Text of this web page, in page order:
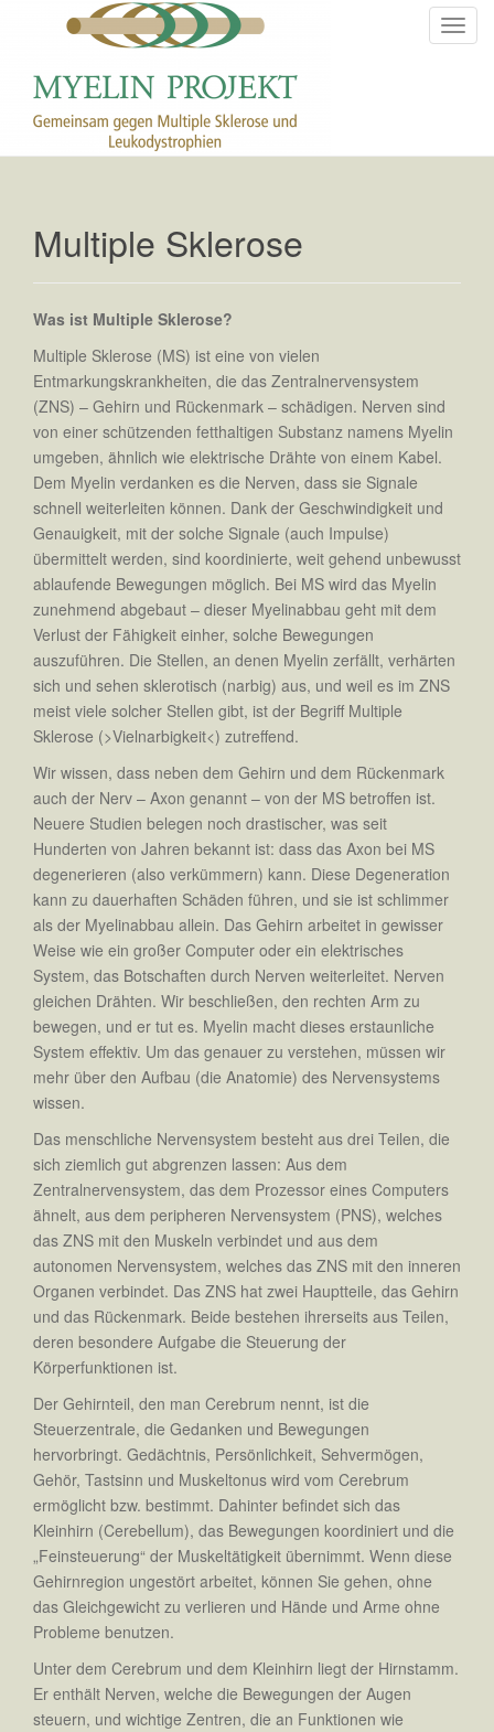
T
e
g
Multiple Sklerose
Was ist Multiple Sklerose?
Multiple Sklerose (MS) ist eine von vielen
Entmarkungskrankheiten, die das Zentralnervensystem
(ZNS) – Gehirn und Rückenmark – schädigen. Nerven sind
von einer schützenden fetthaltigen Substanz namens Myelin
umgeben, ähnlich wie elektrische Drähte von einem Kabel.
Dem Myelin verdanken es die Nerven, dass sie Signale
schnell weiterleiten können. Dank der Geschwindigkeit und
Genauigkeit, mit der solche Signale (auch Impulse)
übermittelt werden, sind koordinierte, weit gehend unbewusst
ablaufende Bewegungen möglich. Bei MS wird das Myelin
zunehmend abgebaut – dieser Myelinabbau geht mit dem
Verlust der Fähigkeit einher, solche Bewegungen
auszuführen. Die Stellen, an denen Myelin zerfällt, verhärten
sich und sehen sklerotisch (narbig) aus, und weil es im ZNS
meist viele solcher Stellen gibt, ist der Begriff Multiple
Sklerose (>Vielnarbigkeit<) zutreffend.
Wir wissen, dass neben dem Gehirn und dem Rückenmark
auch der Nerv – Axon genannt – von der MS betroffen ist.
Neuere Studien belegen noch drastischer, was seit
Hunderten von Jahren bekannt ist: dass das Axon bei MS
degenerieren (also verkümmern) kann. Diese Degeneration
kann zu dauerhaften Schäden führen, und sie ist schlimmer
als der Myelinabbau allein. Das Gehirn arbeitet in gewisser
Weise wie ein großer Computer oder ein elektrisches
System, das Botschaften durch Nerven weiterleitet. Nerven
gleichen Drähten. Wir beschließen, den rechten Arm zu
bewegen, und er tut es. Myelin macht dieses erstaunliche
System effektiv. Um das genauer zu verstehen, müssen wir
mehr über den Aufbau (die Anatomie) des Nervensystems
wissen.
Das menschliche Nervensystem besteht aus drei Teilen, die
sich ziemlich gut abgrenzen lassen: Aus dem
Zentralnervensystem, das dem Prozessor eines Computers
ähnelt, aus dem peripheren Nervensystem (PNS), welches
das ZNS mit den Muskeln verbindet und aus dem
autonomen Nervensystem, welches das ZNS mit den inneren
Organen verbindet. Das ZNS hat zwei Hauptteile, das Gehirn
und das Rückenmark. Beide bestehen ihrerseits aus Teilen,
deren besondere Aufgabe die Steuerung der
Körperfunktionen ist.
Der Gehirnteil, den man Cerebrum nennt, ist die
Steuerzentrale, die Gedanken und Bewegungen
hervorbringt. Gedächtnis, Persönlichkeit, Sehvermögen,
Gehör, Tastsinn und Muskeltonus wird vom Cerebrum
ermöglicht bzw. bestimmt. Dahinter befindet sich das
Kleinhirn (Cerebellum), das Bewegungen koordiniert und die
„Feinsteuerung“ der Muskeltätigkeit übernimmt. Wenn diese
Gehirnregion ungestört arbeitet, können Sie gehen, ohne
das Gleichgewicht zu verlieren und Hände und Arme ohne
Probleme benutzen.
Unter dem Cerebrum und dem Kleinhirn liegt der Hirnstamm.
Er enthält Nerven, welche die Bewegungen der Augen
steuern, und wichtige Zentren, die an Funktionen wie